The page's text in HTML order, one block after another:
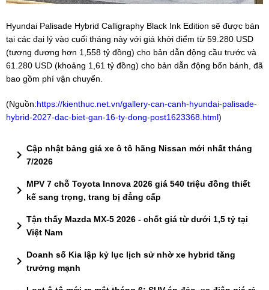
Hyundai Palisade Hybrid Calligraphy Black Ink Edition sẽ được bán
tại các đại lý vào cuối tháng này với giá khởi điểm từ 59.280 USD
(tương đương hơn 1,558 tỷ đồng) cho bản dẫn động cầu trước và
61.280 USD (khoảng 1,61 tỷ đồng) cho bản dẫn động bốn bánh, đã
bao gồm phí vận chuyển.
(Nguồn:https://kienthuc.net.vn/gallery-can-canh-hyundai-palisade-
hybrid-2027-dac-biet-gan-16-ty-dong-post1623368.html)
chevron_right Cập nhật bảng giá xe ô tô hãng Nissan mới nhất tháng
7/2026
chevron_right MPV 7 chỗ Toyota Innova 2026 giá 540 triệu đồng thiết
kế sang trọng, trang bị đẳng cấp
chevron_right Tận thấy Mazda MX-5 2026 - chốt giá từ dưới 1,5 tỷ tại
Việt Nam
chevron_right Doanh số Kia lập kỷ lục lịch sử nhờ xe hybrid tăng
trưởng mạnh